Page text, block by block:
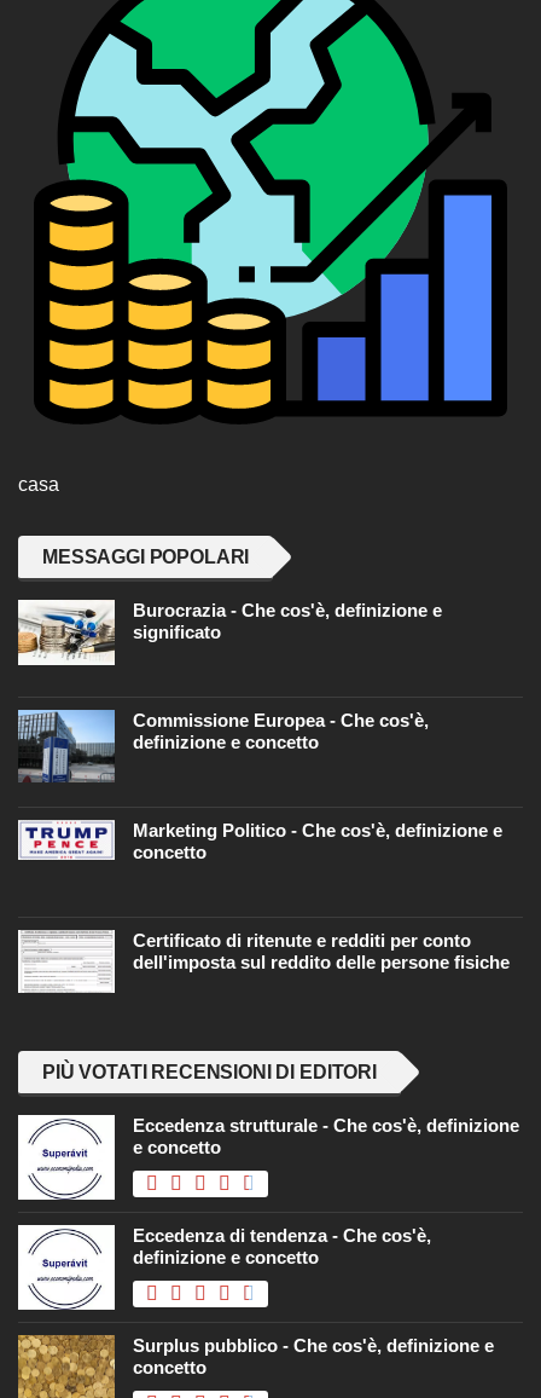
casa
MESSAGGI POPOLARI
Burocrazia - Che cos'è, definizione e
significato
Commissione Europea - Che cos'è,
definizione e concetto
Marketing Politico - Che cos'è, definizione e
concetto
Certificato di ritenute e redditi per conto
dell'imposta sul reddito delle persone fisiche
PIÙ VOTATI RECENSIONI DI EDITORI
Eccedenza strutturale - Che cos'è, definizione
e concetto
Eccedenza di tendenza - Che cos'è,
definizione e concetto
Surplus pubblico - Che cos'è, definizione e
concetto